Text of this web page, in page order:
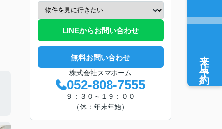
LINEからお問い合わせ
無料お問い合わせ
株式会社スマホーム
052-808-7555
９：３０～１９：００
（休：年末年始）
来店予約